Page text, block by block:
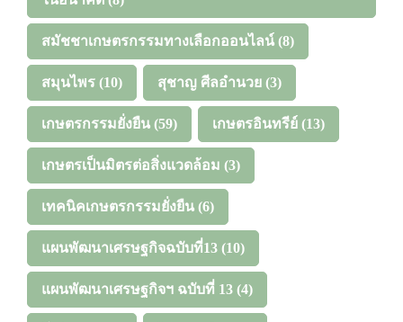
สมัชชาเกษตรกรรมทางเลือกออนไลน์ (8)
สมุนไพร (10) สุชาญ ศีลอำนวย (3)
เกษตรกรรมยั่งยืน (59) เกษตรอินทรีย์ (13)
เกษตรเป็นมิตรต่อสิ่งแวดล้อม (3)
เทคนิคเกษตรกรรมยั่งยืน (6)
แผนพัฒนาเศรษฐกิจฉบับที่13 (10)
แผนพัฒนาเศรษฐกิจฯ ฉบับที่ 13 (4)